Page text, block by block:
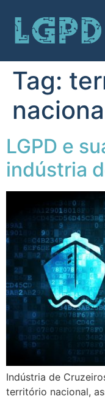
Tag:
LGPD e
indústria
Indústria de
território nacional,